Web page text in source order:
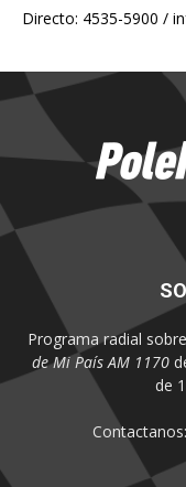
Directo: 4535-5900 /
Programa radial
de Mi País AM 1170
de
Contactanos: